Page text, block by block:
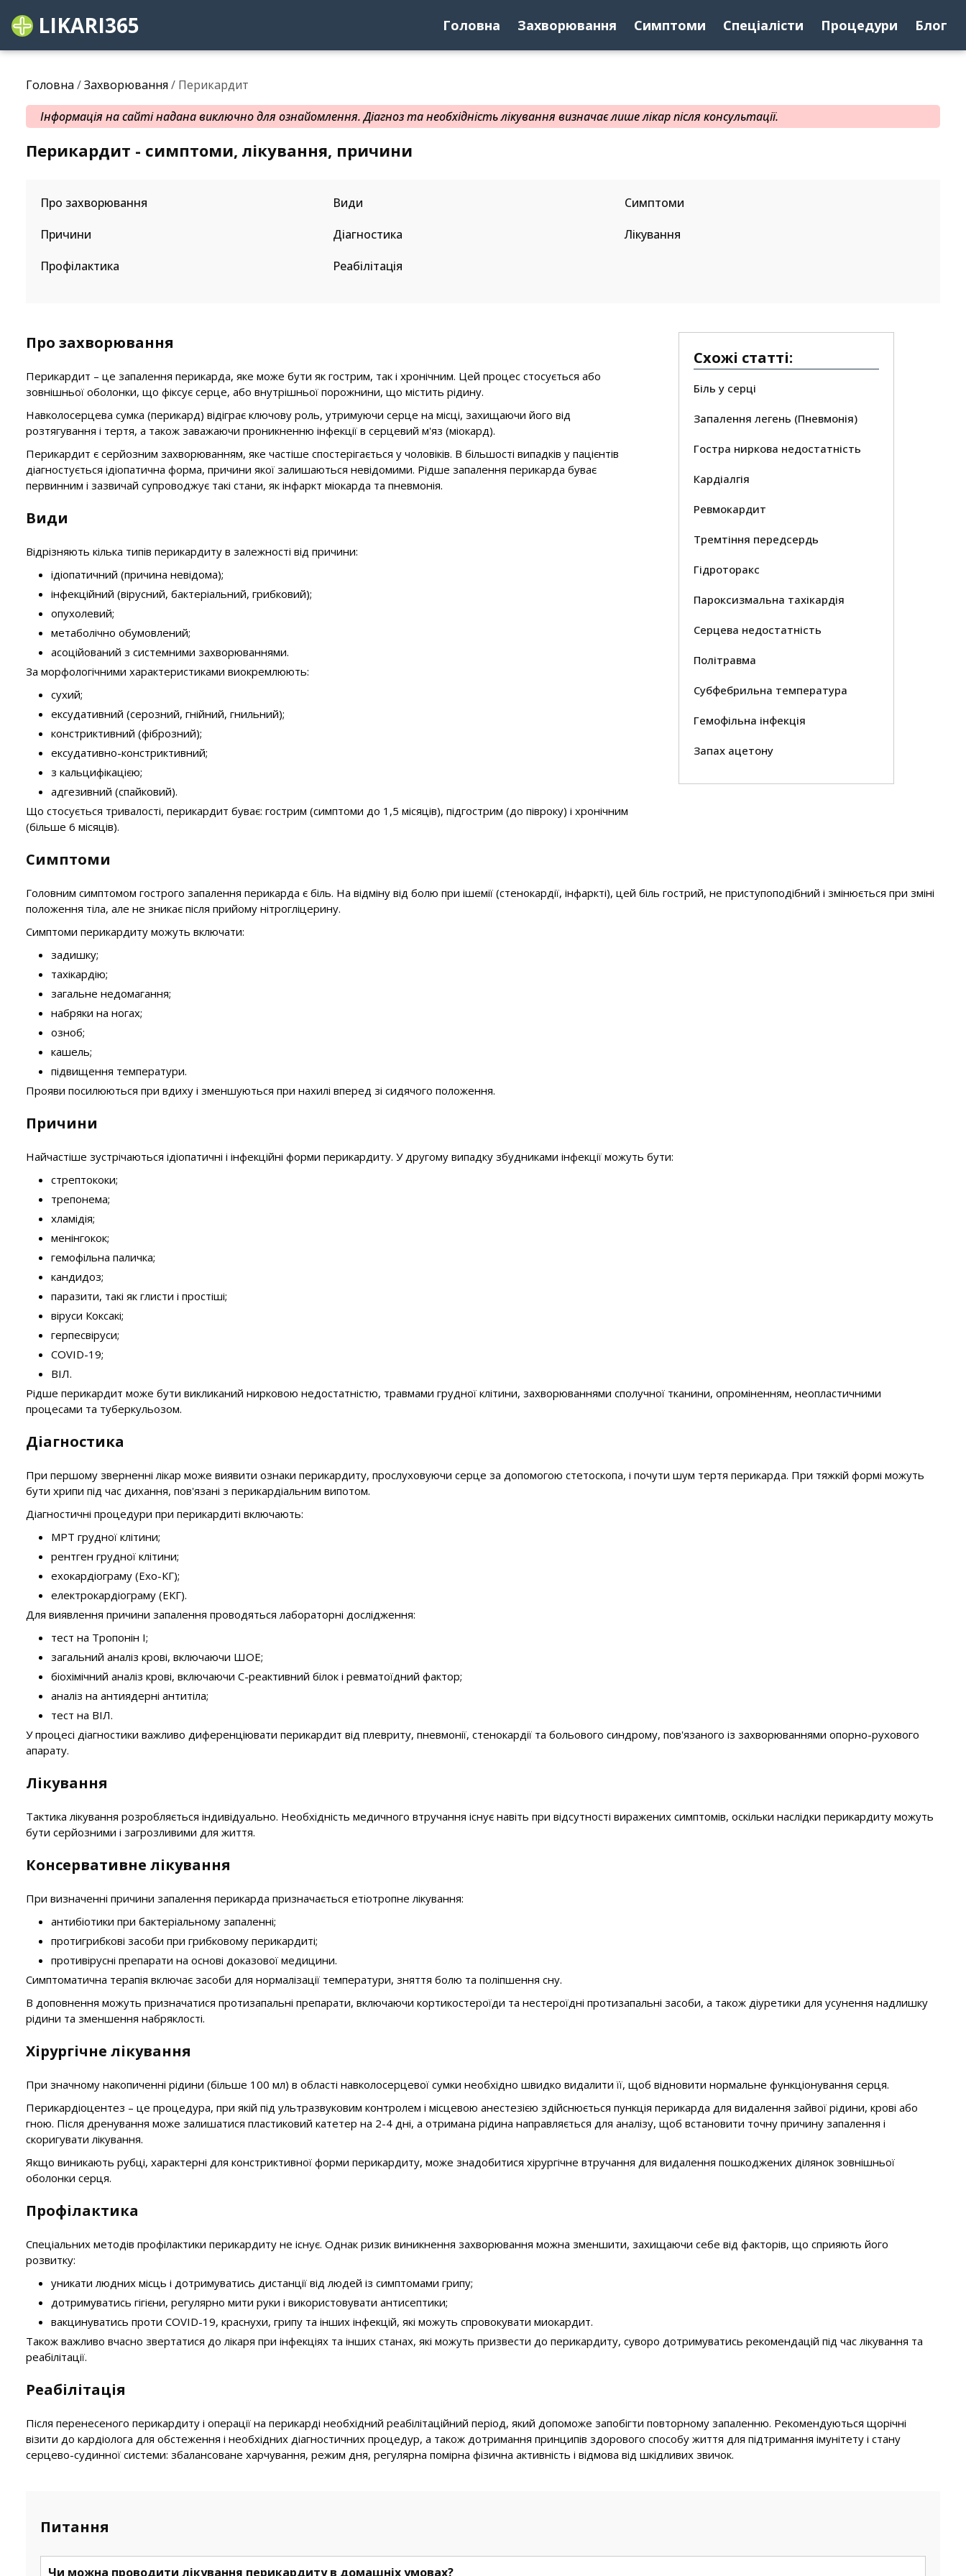
LIKARI365 Головна Захворювання Симптоми Спеціалісти Процедури Блог
Головна /Захворювання / Перикардит
Інформація на сайті надана виключно для ознайомлення. Діагноз та необхідність лікування визначає лише лікар після консультації.
Перикардит - симптоми, лікування, причини
Про захворювання Види
Симптоми
Причини
Діагностика
Лікування
Профілактика
Реабілітація
Схожі статті:
Біль у серці
Запалення легень (Пневмонія)
Гостра ниркова недостатність
Кардіалгія
Ревмокардит
Тремтіння передсердь
Гідроторакс
Пароксизмальна тахікардія
Серцева недостатність
Політравма
Субфебрильна температура
Гемофільна інфекція
Запах ацетону
Про захворювання
Перикардит – це запалення перикарда, яке може бути як гострим, так і хронічним. Цей процес стосується або
зовнішньої оболонки, що фіксує серце, або внутрішньої порожнини, що містить рідину.
Навколосерцева сумка (перикард) відіграє ключову роль, утримуючи серце на місці, захищаючи його від
розтягування і тертя, а також заважаючи проникненню інфекції в серцевий м'яз (міокард).
Перикардит є серйозним захворюванням, яке частіше спостерігається у чоловіків. В більшості випадків у пацієнтів
діагностується ідіопатична форма, причини якої залишаються невідомими. Рідше запалення перикарда буває
первинним і зазвичай супроводжує такі стани, як інфаркт міокарда та пневмонія.
Види
Відрізняють кілька типів перикардиту в залежності від причини:
ідіопатичний (причина невідома);
інфекційний (вірусний, бактеріальний, грибковий);
опухолевий;
метаболічно обумовлений;
асоційований з системними захворюваннями.
За морфологічними характеристиками виокремлюють:
сухий;
ексудативний (серозний, гнійний, гнильний);
констриктивний (фіброзний);
ексудативно-констриктивний;
з кальцифікацією;
адгезивний (спайковий).
Що стосується тривалості, перикардит буває: гострим (симптоми до 1,5 місяців), підгострим (до півроку) і хронічним
(більше 6 місяців).
Симптоми
Головним симптомом гострого запалення перикарда є біль. На відміну від болю при ішемії (стенокардії, інфаркті), цей біль гострий, не приступоподібний і змінюється при зміні
положення тіла, але не зникає після прийому нітрогліцерину.
Симптоми перикардиту можуть включати:
задишку;
тахікардію;
загальне недомагання;
набряки на ногах;
озноб;
кашель;
підвищення температури.
Прояви посилюються при вдиху і зменшуються при нахилі вперед зі сидячого положення.
Причини
Найчастіше зустрічаються ідіопатичні і інфекційні форми перикардиту. У другому випадку збудниками інфекції можуть бути:
стрептококи;
трепонема;
хламідія;
менінгокок;
гемофільна паличка;
кандидоз;
паразити, такі як глисти і простіші;
віруси Коксакі;
герпесвіруси;
COVID-19;
ВІЛ.
Рідше перикардит може бути викликаний нирковою недостатністю, травмами грудної клітини, захворюваннями сполучної тканини, опроміненням, неопластичними
процесами та туберкульозом.
Діагностика
При першому зверненні лікар може виявити ознаки перикардиту, прослуховуючи серце за допомогою стетоскопа, і почути шум тертя перикарда. При тяжкій формі можуть
бути хрипи під час дихання, пов'язані з перикардіальним випотом.
Діагностичні процедури при перикардиті включають:
МРТ грудної клітини;
рентген грудної клітини;
ехокардіограму (Ехо-КГ);
електрокардіограму (ЕКГ).
Для виявлення причини запалення проводяться лабораторні дослідження:
тест на Тропонін I;
загальний аналіз крові, включаючи ШОЕ;
біохімічний аналіз крові, включаючи С-реактивний білок і ревматоїдний фактор;
аналіз на антиядерні антитіла;
тест на ВІЛ.
У процесі діагностики важливо диференціювати перикардит від плевриту, пневмонії, стенокардії та больового синдрому, пов'язаного із захворюваннями опорно-рухового
апарату.
Лікування
Тактика лікування розробляється індивідуально. Необхідність медичного втручання існує навіть при відсутності виражених симптомів, оскільки наслідки перикардиту можуть
бути серйозними і загрозливими для життя.
Консервативне лікування
При визначенні причини запалення перикарда призначається етіотропне лікування:
антибіотики при бактеріальному запаленні;
протигрибкові засоби при грибковому перикардиті;
противірусні препарати на основі доказової медицини.
Симптоматична терапія включає засоби для нормалізації температури, зняття болю та поліпшення сну.
В доповнення можуть призначатися протизапальні препарати, включаючи кортикостероїди та нестероїдні протизапальні засоби, а також діуретики для усунення надлишку
рідини та зменшення набряклості.
Хірургічне лікування
При значному накопиченні рідини (більше 100 мл) в області навколосерцевої сумки необхідно швидко видалити її, щоб відновити нормальне функціонування серця.
Перикардіоцентез – це процедура, при якій під ультразвуковим контролем і місцевою анестезією здійснюється пункція перикарда для видалення зайвої рідини, крові або
гною. Після дренування може залишатися пластиковий катетер на 2-4 дні, а отримана рідина направляється для аналізу, щоб встановити точну причину запалення і
скоригувати лікування.
Якщо виникають рубці, характерні для констриктивної форми перикардиту, може знадобитися хірургічне втручання для видалення пошкоджених ділянок зовнішньої
оболонки серця.
Профілактика
Спеціальних методів профілактики перикардиту не існує. Однак ризик виникнення захворювання можна зменшити, захищаючи себе від факторів, що сприяють його
розвитку:
уникати людних місць і дотримуватись дистанції від людей із симптомами грипу;
дотримуватись гігієни, регулярно мити руки і використовувати антисептики;
вакцинуватись проти COVID-19, краснухи, грипу та інших інфекцій, які можуть спровокувати миокардит.
Також важливо вчасно звертатися до лікаря при інфекціях та інших станах, які можуть призвести до перикардиту, суворо дотримуватись рекомендацій під час лікування та
реабілітації.
Реабілітація
Після перенесеного перикардиту і операції на перикарді необхідний реабілітаційний період, який допоможе запобігти повторному запаленню. Рекомендуються щорічні
візити до кардіолога для обстеження і необхідних діагностичних процедур, а також дотримання принципів здорового способу життя для підтримання імунітету і стану
серцево-судинної системи: збалансоване харчування, режим дня, регулярна помірна фізична активність і відмова від шкідливих звичок.
Питання
Чи можна проводити лікування перикардиту в домашніх умовах?